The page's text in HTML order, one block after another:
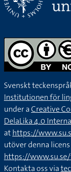
Svenskt
Institutionen för
under aCreative
DelaLika 4.0
athttps://
utöver denna
https://
Kontakta oss via